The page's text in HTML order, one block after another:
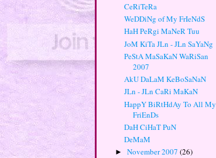
CeRiTeRa
WeDDiNg of My FrIeNdS
HaH PeRgi MaNeR Tuu
JoM KiTa JLn - JLn SaYaNg
PeStA MaSaKaN WaRiSan
2007
AkU DaLaM KeBoSaNaN
JLn - JLn CaRi MaKaN
HappY BiRtHdAy To All My
FriEnDs
DaH CiHaT PuN
DeMaM
► November 2007 (26)